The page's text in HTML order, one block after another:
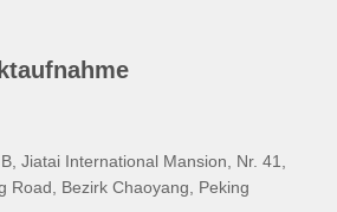
Jiatai International Mansion, Nr. 41,
Road, Bezirk Chaoyang, Peking